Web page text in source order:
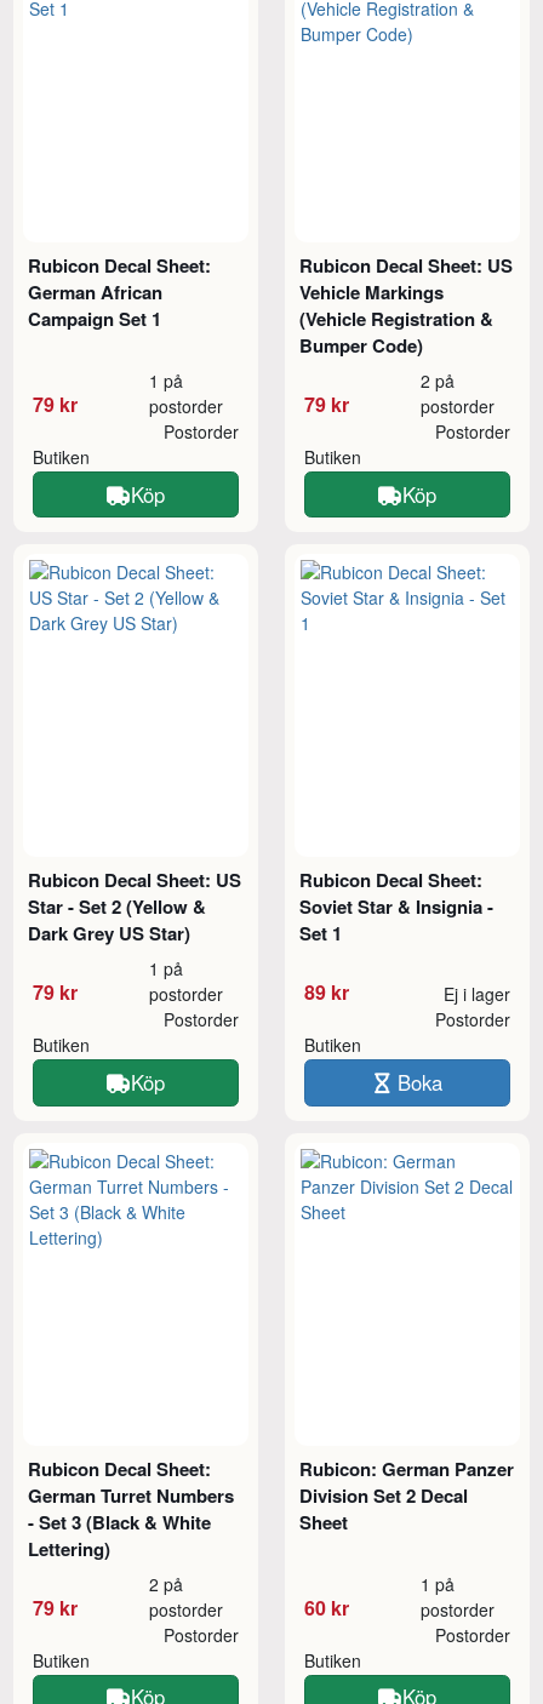
Rubicon Decal Sheet:
German African
Campaign Set 1
79 kr
1 på
postorder
Butiken
Postorder
Köp
Rubicon Decal Sheet: US
Vehicle Markings
(Vehicle Registration &
Bumper Code)
79 kr
2 på
postorder
Butiken
Postorder
Köp
Rubicon Decal Sheet: US
Star - Set 2 (Yellow &
Dark Grey US Star)
79 kr
1 på
postorder
Butiken
Postorder
Köp
Rubicon Decal Sheet:
Soviet Star & Insignia -
Set 1
89 kr Ej i lager
Butiken
Postorder
Boka
Rubicon Decal Sheet:
German Turret Numbers
- Set 3 (Black & White
Lettering)
79 kr
2 på
postorder
Butiken
Postorder
Köp
Rubicon: German Panzer
Division Set 2 Decal
Sheet
60 kr
1 på
postorder
Butiken
Postorder
Köp